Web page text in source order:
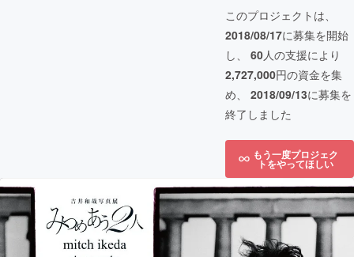
このプロジェクトは、
2018/08/17に募集を開始
し、 60人の支援により
2,727,000円の資金を集
め、 2018/09/13に募集を
終了しました
もう一度プロジェク
トをやってほしい